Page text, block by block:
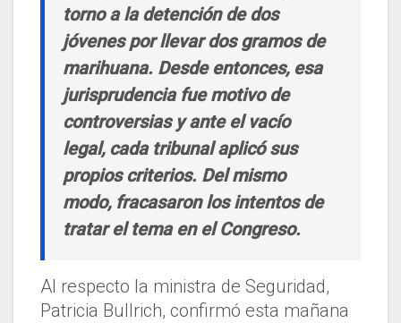
torno a la detención de dos
jóvenes por llevar dos gramos de
marihuana. Desde entonces, esa
jurisprudencia fue motivo de
controversias y ante el vacío
legal, cada tribunal aplicó sus
propios criterios. Del mismo
modo, fracasaron los intentos de
tratar el tema en el Congreso.
Al respecto la ministra de Seguridad,
Patricia Bullrich, confirmó esta mañana